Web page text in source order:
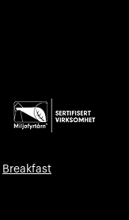
Breakfast